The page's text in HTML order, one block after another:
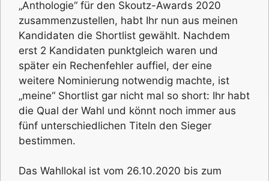
„Anthologie“ für den Skoutz-Awards 2020
zusammenzustellen, habt Ihr nun aus meinen
Kandidaten die Shortlist gewählt. Nachdem
erst 2 Kandidaten punktgleich waren und
später ein Rechenfehler auffiel, der eine
weitere Nominierung notwendig machte, ist
„meine“ Shortlist gar nicht mal so short: Ihr habt
die Qual der Wahl und könnt noch immer aus
fünf unterschiedlichen Titeln den Sieger
bestimmen.
Das Wahllokal ist vom 26.10.2020 bis zum